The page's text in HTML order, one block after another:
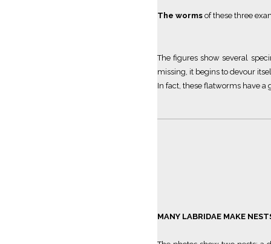
The worms of these three
The figures show several
missing, it begins to devour
In fact, these flatworms have a
MANY LABRIDAE MAKE